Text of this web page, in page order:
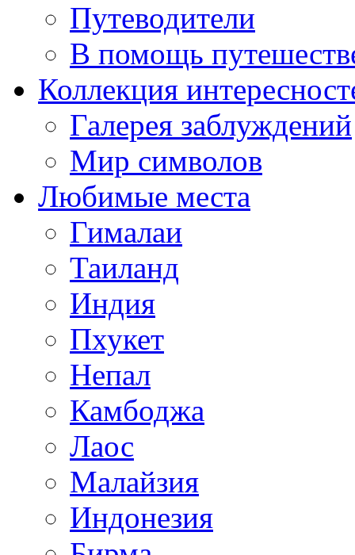
Путеводители
В помощь
Коллекция
Галерея заблуждений
Мир символов
Любимые места
Гималаи
Таиланд
Индия
Пхукет
Непал
Камбоджа
Лаос
Малайзия
Индонезия